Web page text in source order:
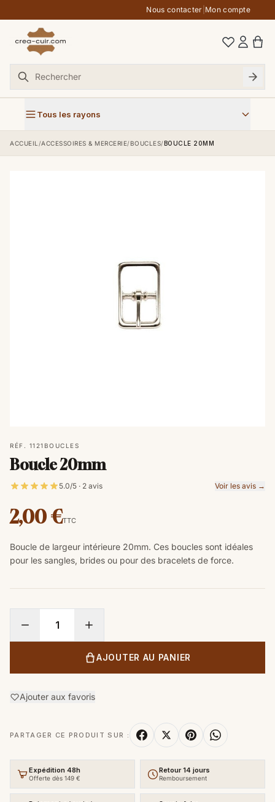
Nous contacter Mon compte
Tous les rayons
ACCUEIL /ACCESSOIRES & MERCERIE/ BOUCLES/BOUCLE 20MM
RÉF. 1121 BOUCLES
Boucle 20mm
5.0/5 · 2 avis Voir les avis →
2,00 €TTC
Boucle de largeur intérieure 20mm. Ces boucles sont idéales
pour les sangles, brides ou pour des bracelets de force.
AJOUTER AU PANIER
Ajouter aux favoris
PARTAGER CE PRODUIT SUR :
Expédition 48h
Offerte dès 149 €
Retour 14 jours
Remboursement